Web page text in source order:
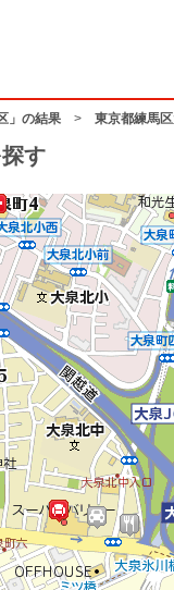
」の結果 > 東京都練馬
す